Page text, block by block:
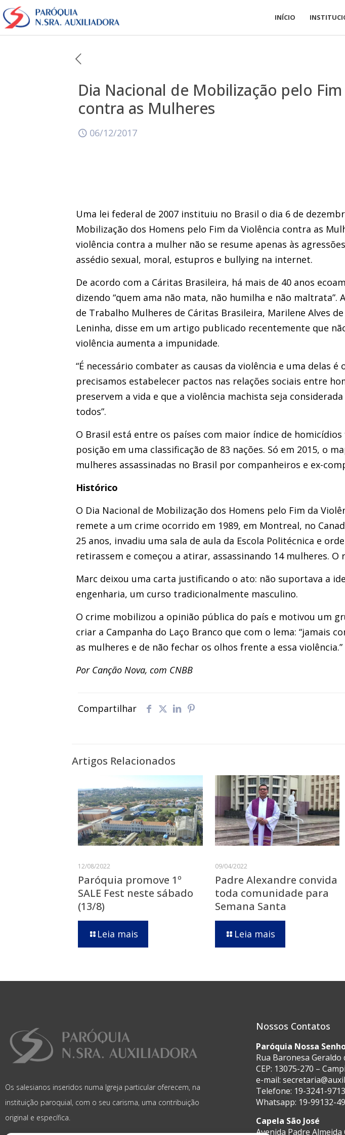
INÍCIO
Dia Nacional de Mobilização pelo
contra as Mulheres
06/12/2017
Uma lei federal de 2007 instituiu no Brasil o dia 6 de
Mobilização dos Homens pelo Fim da Violência contra as
violência contra a mulher não se resume apenas às
assédio sexual, moral, estupros e bullying na internet.
De acordo com a Cáritas Brasileira, há mais de 40 anos
dizendo “quem ama não mata, não humilha e não
de Trabalho Mulheres de Cáritas Brasileira, Marilene Alves
Leninha, disse em um artigo publicado recentemente que
violência aumenta a impunidade.
“É necessário combater as causas da violência e uma delas é
precisamos estabelecer pactos nas relações sociais entre
preservem a vida e que a violência machista seja
todos”.
O Brasil está entre os países com maior índice de
posição em uma classificação de 83 nações. Só em 2015, o
mulheres assassinadas no Brasil por companheiros e ex-
Histórico
O Dia Nacional de Mobilização dos Homens pelo Fim da
remete a um crime ocorrido em 1989, em Montreal, no
25 anos, invadiu uma sala de aula da Escola Politécnica e
retirassem e começou a atirar, assassinando 14 mulheres. O
Marc deixou uma carta justificando o ato: não suportava a
engenharia, um curso tradicionalmente masculino.
O crime mobilizou a opinião pública do país e motivou um
criar a Campanha do Laço Branco que com o lema: “jamais
as mulheres e de não fechar os olhos frente a essa violência.”
Por Canção Nova, com CNBB
Compartilhar
Artigos Relacionados
12/08/2022
Paróquia promove 1º
SALE Fest neste sábado
(13/8)
Leia mais
09/04/2022
Padre Alexandre convida
toda comunidade para
Semana Santa
Leia mais
Os salesianos inseridos numa Igreja particular oferecem, na
instituição paroquial, com o seu carisma, uma contribuição
original e específica.
Nossos Contatos
Paróquia Nossa
Rua Baronesa Geraldo
CEP: 13075-270 –
e-mail:
Telefone: 19-3241-9713
Whatsapp: 19-99132-
Capela São José
Avenida Padre